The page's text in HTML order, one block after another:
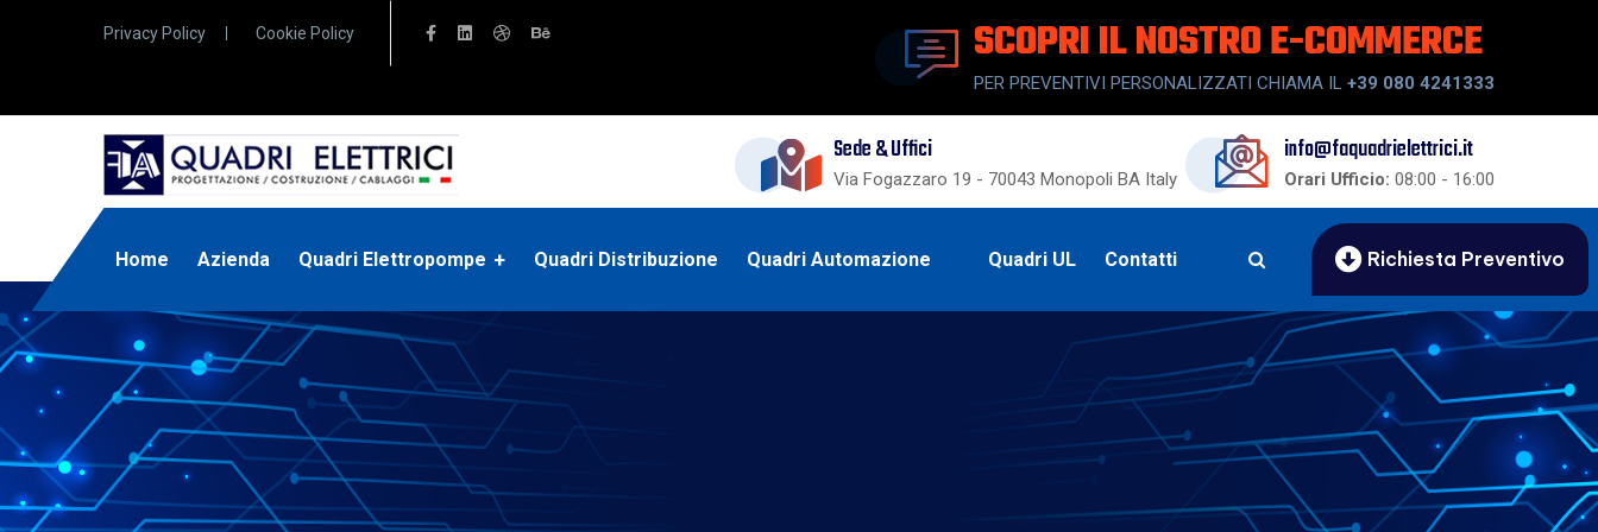
Privacy Policy Cookie Policy SCOPRI IL NOSTRO E-COMMERCE
PER PREVENTIVI PERSONALIZZATI CHIAMA IL +39 080 4241333
Sede & Uffici
Via Fogazzaro 19 - 70043 Monopoli BA Italy
info@faquadrielettrici.it
Orari Ufficio: 08:00 - 16:00
Home Azienda Quadri Elettropompe Quadri Distribuzione Quadri Automazione Quadri UL Contatti Richiesta Preventivo